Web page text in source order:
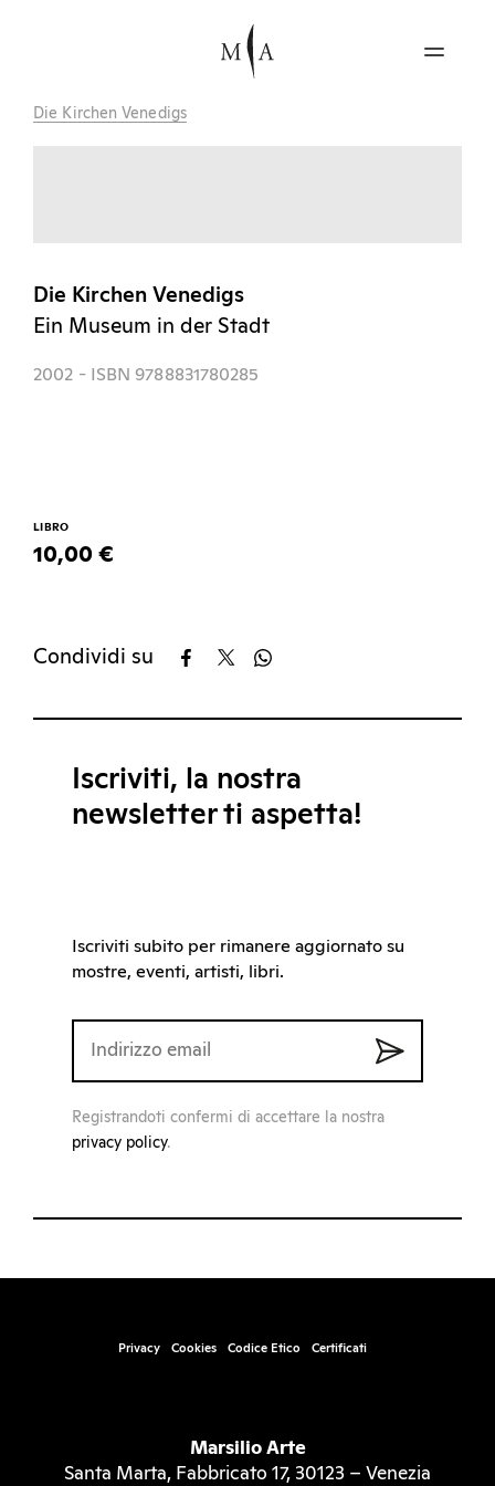
Die Kirchen Venedigs
Die Kirchen Venedigs
Ein Museum in der Stadt
2002 - ISBN 9788831780285
LIBRO
10,00 €
Condividi su
Iscriviti, la nostra
newsletter ti aspetta!
Iscriviti subito per rimanere aggiornato su
mostre, eventi, artisti, libri.
Registrandoti confermi di accettare la nostra
privacy policy.
Privacy Cookies Codice Etico Certificati
Marsilio Arte
Santa Marta, Fabbricato 17, 30123 – Venezia